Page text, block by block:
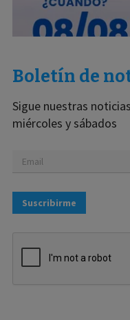
Boletín de
Sigue nuestras
miércoles y sábados
Suscribirme